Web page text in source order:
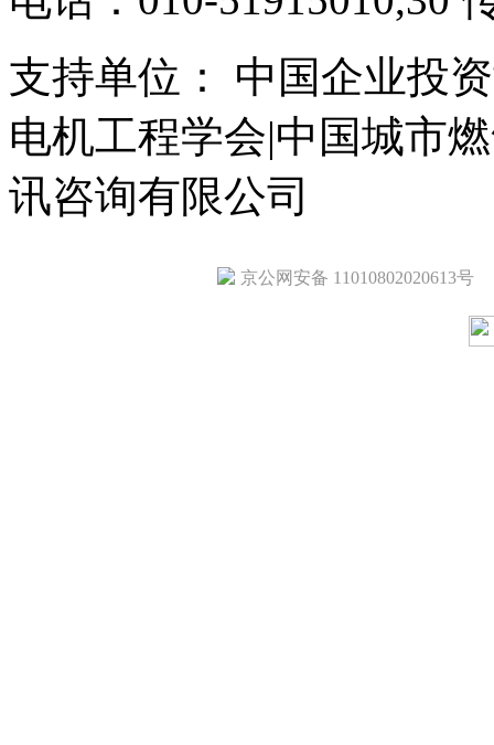
支持单位： 中国企业投
电机工程学会|中国城市
讯咨询有限公司
京公网安备 11010802020613号